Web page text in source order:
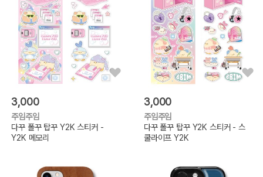
3,000
주임주임
다꾸 폴꾸 탑꾸 Y2K 스티커 -
Y2K 메모리
3,000
주임주임
다꾸 폴꾸 탑꾸 Y2K 스티커 - 스
쿨라이프 Y2K